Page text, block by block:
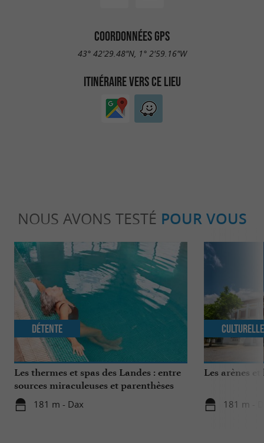
COORDONNÉES GPS
43° 42'29.48"N, 1° 2'59.16"W
ITINÉRAIRE VERS CE LIEU
NOUS AVONS TESTÉ POUR VOUS
Les thermes et spas des Landes : entre
sources miraculeuses et parenthèses
bien-être
181 m - Dax
Détente
Les arènes
181 m -
Culturelle